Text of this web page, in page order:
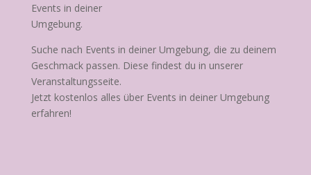
Events in deiner
Umgebung.
Suche nach Events in deiner Umgebung, die zu deinem
Geschmack passen. Diese findest du in unserer
Veranstaltungsseite.
Jetzt kostenlos alles über Events in deiner Umgebung
erfahren!